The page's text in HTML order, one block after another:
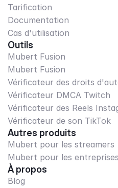
Tarification
Documentation
Cas d'utilisation
Outils
Mubert Fusion
Mubert Fusion
Vérificateur des droits
Vérificateur DMCA Twitch
Vérificateur des Reels
Vérificateur de son TikTok
Autres produits
Mubert pour les streamers
Mubert pour les entreprises
À propos
Blog